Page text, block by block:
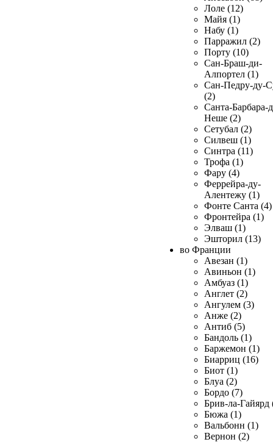
Лоле (12)
Майя (1)
Набу (1)
Парражил (2)
Порту (10)
Сан-Браш-ди-
Алпортел (1)
Сан-Педру-ду-
(2)
Санта-Барбара-
Неше (2)
Сетубал (2)
Силвеш (1)
Синтра (11)
Трофа (1)
Фару (4)
Феррейра-ду-
Алентежу (1)
Фонте Санта (4)
Фронтейра (1)
Элваш (1)
Эшторил (13)
во Франции
Авезан (1)
Авиньон (1)
Амбуаз (1)
Англет (2)
Ангулем (3)
Анже (2)
Антиб (5)
Бандоль (1)
Баржемон (1)
Биарриц (16)
Биот (1)
Блуа (2)
Бордо (7)
Брив-ла-Гайярд
Бюжа (1)
Вальбонн (1)
Вернон (2)